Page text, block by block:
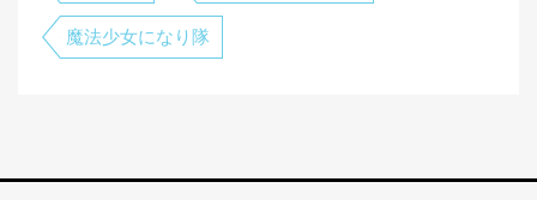
魔法少女になり隊